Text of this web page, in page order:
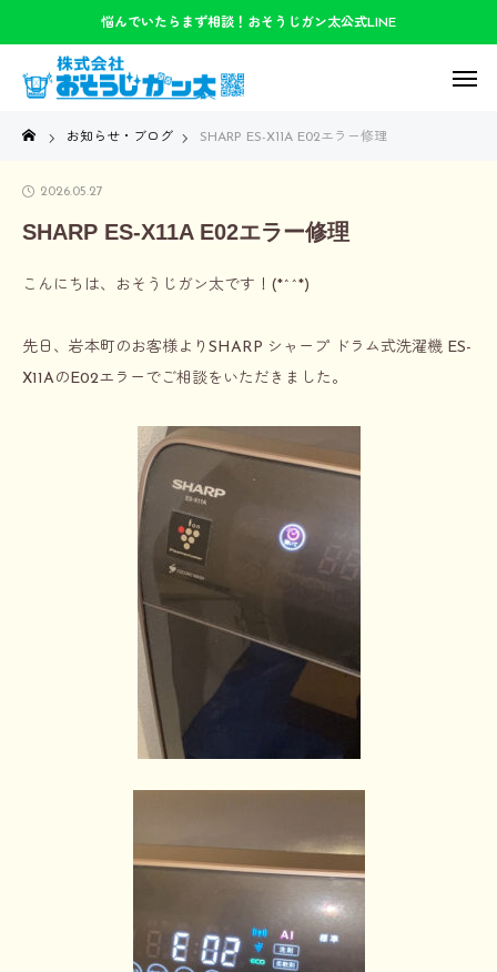
悩んでいたらまず相談！おそうじガン太公式LINE
お知らせ・ブログ SHARP ES-X11A E02エラー修理
2026.05.27
SHARP ES-X11A E02エラー修理
こんにちは、おそうじガン太です！(*^^*)
先日、岩本町のお客様より SHARP シャープ ドラム式洗濯機 ES-
X11AのE02エラー でご相談をいただきました。